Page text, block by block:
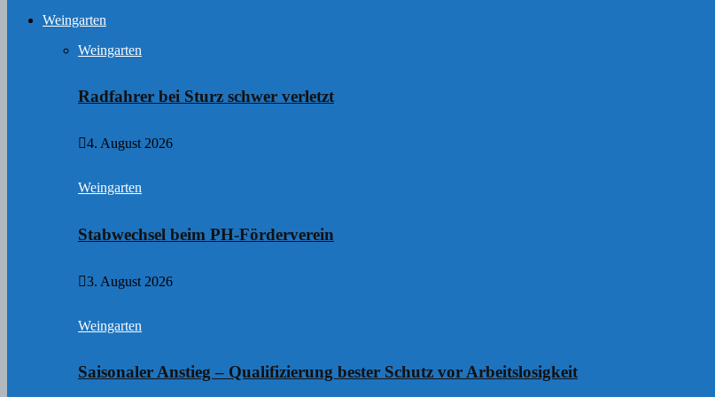
Weingarten
Weingarten
Radfahrer bei Sturz schwer verletzt
4. August 2026
Weingarten
Stabwechsel beim PH-Förderverein
3. August 2026
Weingarten
Saisonaler Anstieg – Qualifizierung bester Schutz vor Arbeitslosigkeit